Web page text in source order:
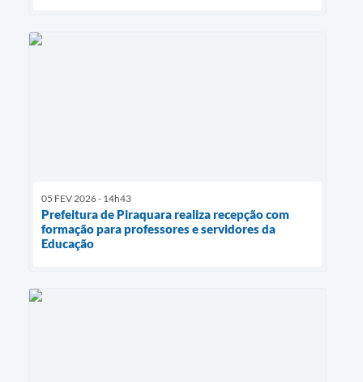
05 FEV 2026 - 14h43
Prefeitura de Piraquara realiza recepção com
formação para professores e servidores da
Educação